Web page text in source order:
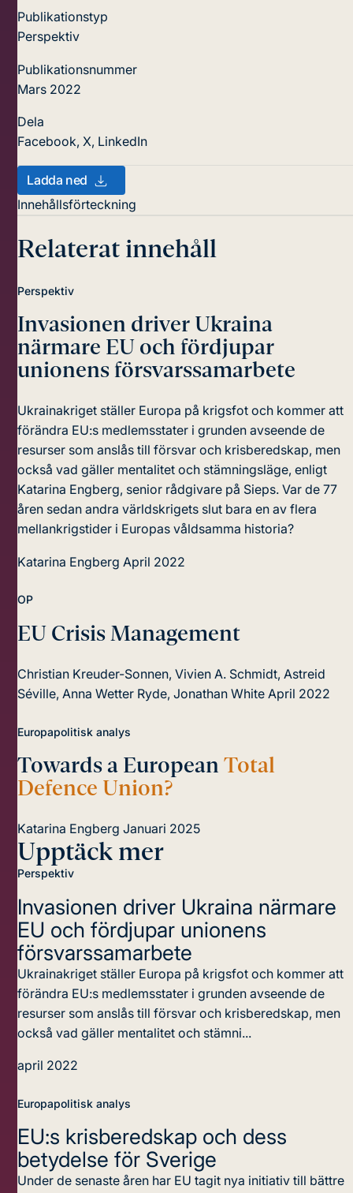
Publikationstyp
Perspektiv
Publikationsnummer
Mars 2022
Dela
Facebook,X, LinkedIn
Ladda ned
Innehållsförteckning
Relaterat innehåll
Perspektiv
Invasionen driver Ukraina
närmare EU och fördjupar
unionens försvarssamarbete
Ukrainakriget ställer Europa på krigsfot och kommer att
förändra EU:s medlemsstater i grunden avseende de
resurser som anslås till försvar och krisberedskap, men
också vad gäller mentalitet och stämningsläge, enligt
Katarina Engberg, senior rådgivare på Sieps. Var de 77
åren sedan andra världskrigets slut bara en av flera
mellankrigstider i Europas våldsamma historia?
Katarina Engberg April 2022
OP
EU Crisis Management
Christian Kreuder-Sonnen, Vivien A. Schmidt, Astreid
Séville, Anna Wetter Ryde, Jonathan White April 2022
Europapolitisk analys
Towards a EuropeanTotal
Defence Union?
Katarina Engberg Januari 2025
Upptäck mer
Perspektiv
Invasionen driver Ukraina närmare
EU och fördjupar unionens
försvarssamarbete
Ukrainakriget ställer Europa på krigsfot och kommer att
förändra EU:s medlemsstater i grunden avseende de
resurser som anslås till försvar och krisberedskap, men
också vad gäller mentalitet och stämni...
april 2022
Europapolitisk analys
EU:s krisberedskap och dess
betydelse för Sverige
Under de senaste åren har EU tagit nya initiativ till bättre